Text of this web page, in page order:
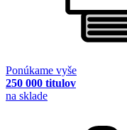
Ponúkame vyše
250 000 titulov
na sklade